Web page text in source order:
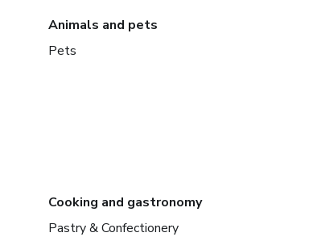
Animals and pets
Pets
Cooking and gastronomy
Pastry & Confectionery